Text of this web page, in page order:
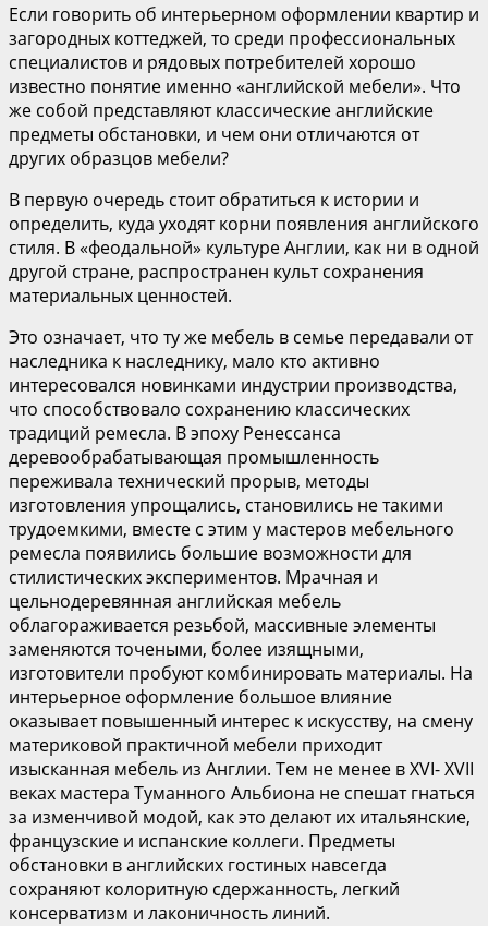
Если говорить об интерьерном оформлении квартир и
загородных коттеджей, то среди профессиональных
специалистов и рядовых потребителей хорошо
известно понятие именно «английской мебели». Что
же собой представляют классические английские
предметы обстановки, и чем они отличаются от
других образцов мебели?
В первую очередь стоит обратиться к истории и
определить, куда уходят корни появления английского
стиля. В «феодальной» культуре Англии, как ни в одной
другой стране, распространен культ сохранения
материальных ценностей.
Это означает, что ту же мебель в семье передавали от
наследника к наследнику, мало кто активно
интересовался новинками индустрии производства,
что способствовало сохранению классических
традиций ремесла. В эпоху Ренессанса
деревообрабатывающая промышленность
переживала технический прорыв, методы
изготовления упрощались, становились не такими
трудоемкими, вместе с этим у мастеров мебельного
ремесла появились большие возможности для
стилистических экспериментов. Мрачная и
цельнодеревянная английская мебель
облагораживается резьбой, массивные элементы
заменяются точеными, более изящными,
изготовители пробуют комбинировать материалы. На
интерьерное оформление большое влияние
оказывает повышенный интерес к искусству, на смену
материковой практичной мебели приходит
изысканная мебель из Англии. Тем не менее в XVI- XVII
веках мастера Туманного Альбиона не спешат гнаться
за изменчивой модой, как это делают их итальянские,
французские и испанские коллеги. Предметы
обстановки в английских гостиных навсегда
сохраняют колоритную сдержанность, легкий
консерватизм и лаконичность линий.